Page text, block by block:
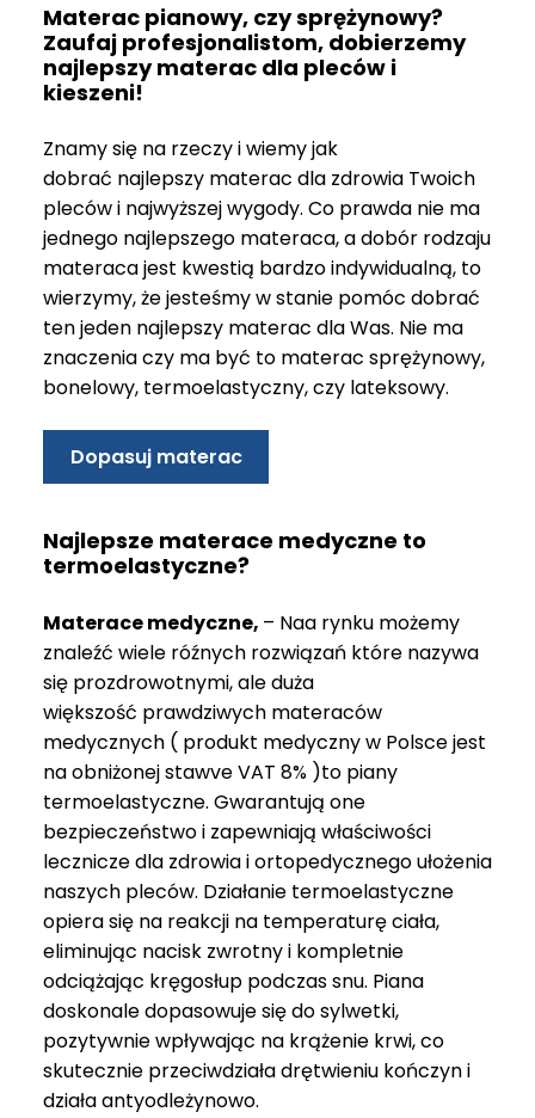
Materac pianowy, czy sprężynowy?
Zaufaj profesjonalistom, dobierzemy
najlepszy materac dla pleców i
kieszeni!
Znamy się na rzeczy i wiemy jak
dobrać najlepszy materac dla zdrowia Twoich
pleców i najwyższej wygody. Co prawda nie ma
jednego najlepszego materaca, a dobór rodzaju
materaca jest kwestią bardzo indywidualną, to
wierzymy, że jesteśmy w stanie pomóc dobrać
ten jeden najlepszy materac dla Was. Nie ma
znaczenia czy ma być to materac sprężynowy,
bonelowy, termoelastyczny, czy lateksowy.
Dopasuj materac
Najlepsze materace medyczne to
termoelastyczne?
Materace medyczne, – Naa rynku możemy
znaleźć wiele róźnych rozwiązań które nazywa
się prozdrowotnymi, ale duża
większość prawdziwych materaców
medycznych ( produkt medyczny w Polsce jest
na obniżonej stawve VAT 8% )to piany
termoelastyczne. Gwarantują one
bezpieczeństwo i zapewniają właściwości
lecznicze dla zdrowia i ortopedycznego ułożenia
naszych pleców. Działanie termoelastyczne
opiera się na reakcji na temperaturę ciała,
eliminując nacisk zwrotny i kompletnie
odciążając kręgosłup podczas snu. Piana
doskonale dopasowuje się do sylwetki,
pozytywnie wpływając na krążenie krwi, co
skutecznie przeciwdziała drętwieniu kończyn i
działa antyodleżynowo.